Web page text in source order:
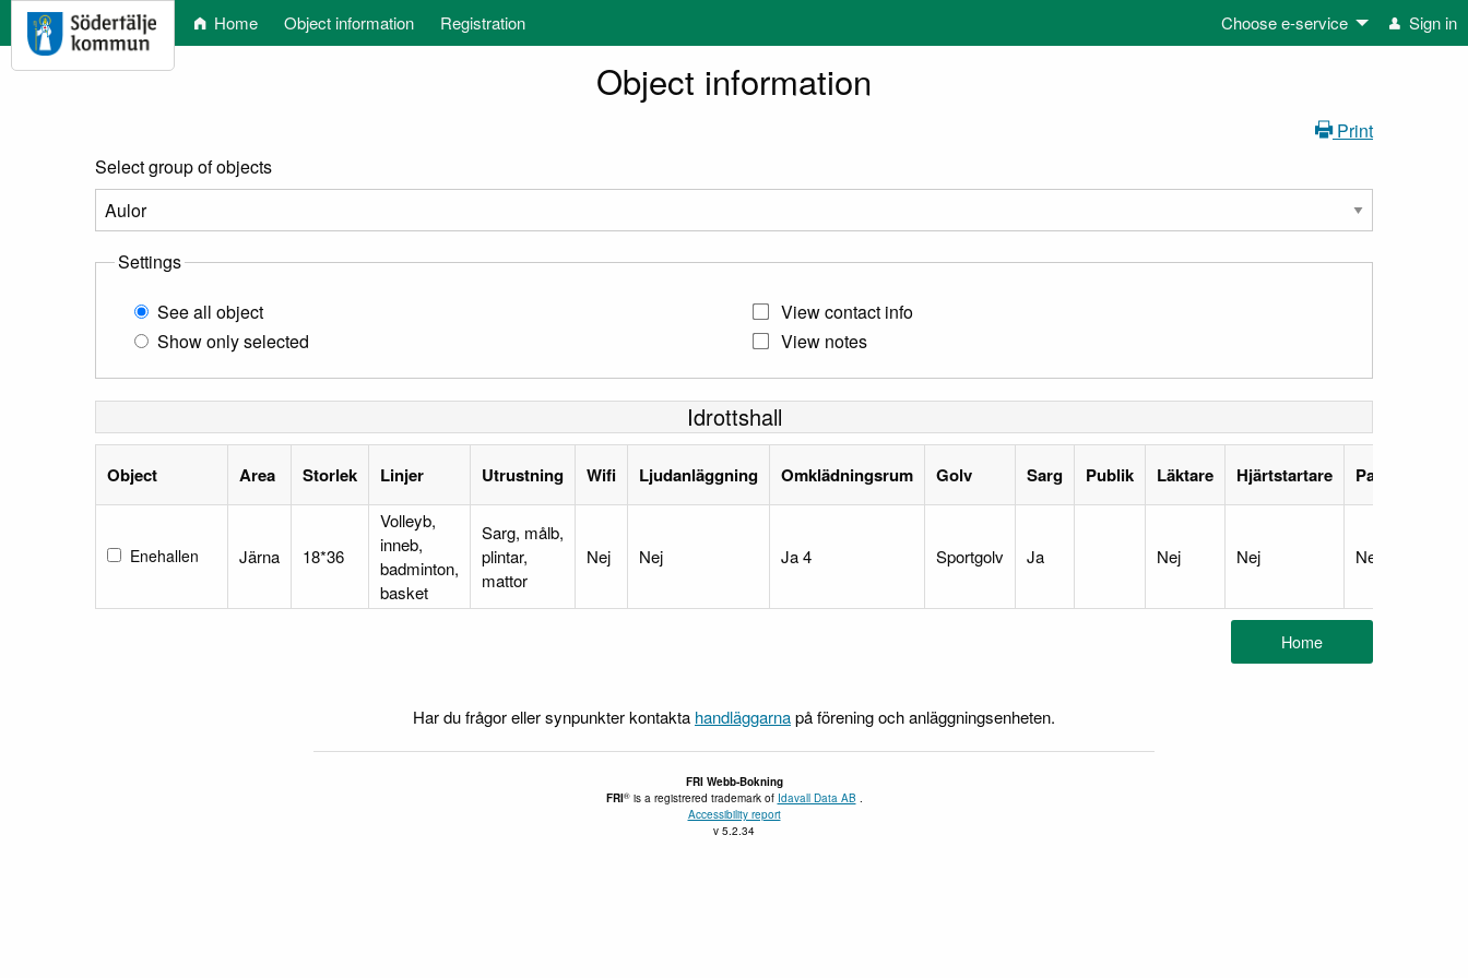
Home Object information Registration Choose e-service Sign in
Object information
Print
Select group of objects
Settings
See all object
Show only selected
View contact info
View notes
Idrottshall
Object Area Storlek Linjer Utrustning Wifi Ljudanläggning Omklädningsrum Golv Sarg Publik Läktare Hjärtstartare Passage
Enehallen Järna 18*36
Volleyb,
inneb,
badminton,
basket
Sarg, målb,
plintar,
mattor
Nej Nej Ja 4 Sportgolv Ja Nej Nej Nej
Har du frågor eller synpunkter kontakta handläggarnapå förening och anläggningsenheten.
FRI Webb-Bokning
FRI® is a registrered trademark of Idavall Data AB .
Accessibility report
v 5.2.34